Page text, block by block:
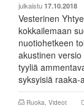
julkaistu 17.10.2018
Vesterinen
kokkailemaan
nuotiohetkeen
akustinen
tyyliä
syksyisiä raaka-
Ruoka, Videot